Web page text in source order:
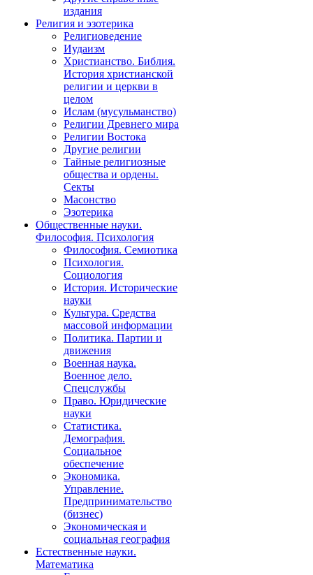
издания
Религия и эзотерика
Религиоведение
Иудаизм
Христианство. Библия.
История христианской
религии и церкви в
целом
Ислам (мусульманство)
Религии Древнего мира
Религии Востока
Другие религии
Тайные религиозные
общества и ордены.
Секты
Масонство
Эзотерика
Общественные науки.
Философия. Психология
Философия. Семиотика
Психология.
Социология
История. Исторические
науки
Культура. Средства
массовой информации
Политика. Партии и
движения
Военная наука.
Военное дело.
Спецслужбы
Право. Юридические
науки
Статистика.
Демография.
Социальное
обеспечение
Экономика.
Управление.
Предпринимательство
(бизнес)
Экономическая и
социальная география
Естественные науки.
Математика